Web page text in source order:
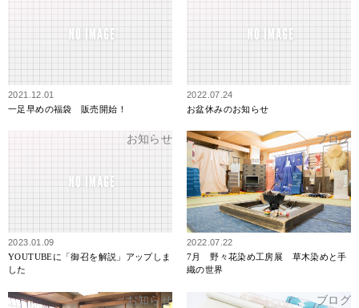
2021.12.01
一足早めの福袋 販売開始！
2022.07.24
お盆休みのお知らせ
お知らせ
2023.01.09
YOUTUBEに「御召を解説」アップしま
した
ブログ
2022.07.22
7月 野々花染め工房展 草木染めと手
織の世界
お知らせ ブログ